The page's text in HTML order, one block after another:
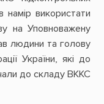
використати
на Уповноважену
людини та голову
України, які до
до складу ВККС